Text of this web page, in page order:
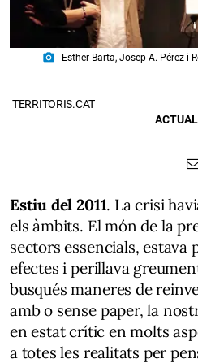
photo_camera Esther Barta, Josep A. Pérez i
TERRITORIS.CAT
Estiu del 2011. La crisi
els àmbits. El món de la
sectors essencials, estava
efectes i perillava
busqués maneres de
amb o sense paper, la
en estat crític en molts
a totes les realitats per